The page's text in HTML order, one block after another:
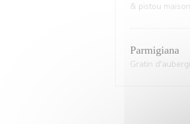
& pistou maison
Parmigiana
Gratin